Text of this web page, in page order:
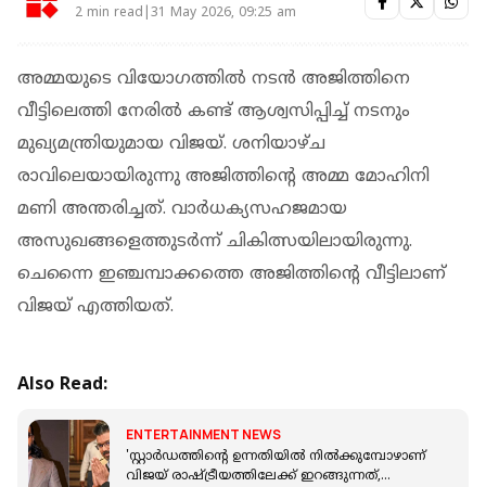
2 min read|31 May 2026, 09:25 am
അമ്മയുടെ വിയോഗത്തിൽ നടൻ അജിത്തിനെ
വീട്ടിലെത്തി നേരിൽ കണ്ട് ആശ്വസിപ്പിച്ച് നടനും
മുഖ്യമന്ത്രിയുമായ വിജയ്. ശനിയാഴ്ച
രാവിലെയായിരുന്നു അജിത്തിന്റെ അമ്മ മോഹിനി
മണി അന്തരിച്ചത്. വാർധക്യസഹജമായ
അസുഖങ്ങളെത്തുടർന്ന് ചികിത്സയിലായിരുന്നു.
ചെന്നൈ ഇഞ്ചമ്പാക്കത്തെ അജിത്തിന്റെ വീട്ടിലാണ്
വിജയ് എത്തിയത്.
Also Read:
ENTERTAINMENT NEWS
'സ്റ്റാർഡത്തിന്റെ ഉന്നതിയിൽ നിൽക്കുമ്പോഴാണ്
വിജയ് രാഷ്ട്രീയത്തിലേക്ക് ഇറങ്ങുന്നത്,